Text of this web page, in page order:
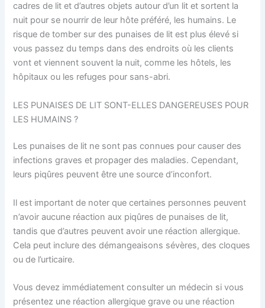
cadres de lit et d’autres objets autour d’un lit et sortent la
nuit pour se nourrir de leur hôte préféré, les humains. Le
risque de tomber sur des punaises de lit est plus élevé si
vous passez du temps dans des endroits où les clients
vont et viennent souvent la nuit, comme les hôtels, les
hôpitaux ou les refuges pour sans-abri.
LES PUNAISES DE LIT SONT-ELLES DANGEREUSES POUR
LES HUMAINS ?
Les punaises de lit ne sont pas connues pour causer des
infections graves et propager des maladies. Cependant,
leurs piqûres peuvent être une source d’inconfort.
Il est important de noter que certaines personnes peuvent
n’avoir aucune réaction aux piqûres de punaises de lit,
tandis que d’autres peuvent avoir une réaction allergique.
Cela peut inclure des démangeaisons sévères, des cloques
ou de l’urticaire.
Vous devez immédiatement consulter un médecin si vous
présentez une réaction allergique grave ou une réaction